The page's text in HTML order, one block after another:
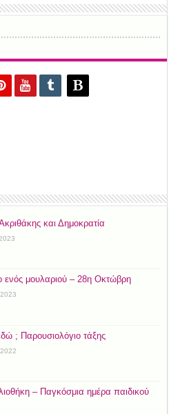
και Δημοκρατία
ενός μουλαριού – 28η Οκτώβρη
; Παρουσιολόγιο τάξης
– Παγκόσμια ημέρα παιδικού